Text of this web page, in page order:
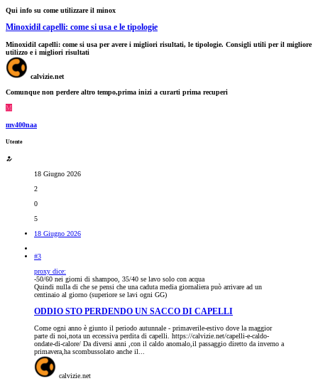
Qui info su come utilizzare il minox
Minoxidil capelli: come si usa e le tipologie
Minoxidil capelli: come si usa per avere i migliori risultati, le tipologie. Consigli utili per il migliore
utilizzo e i migliori risultati
calvizie.net
Comunque non perdere altro tempo,prima inizi a curarti prima recuperi
M
mv400naa
Utente
18 Giugno 2026
2
0
5
18 Giugno 2026
#3
proxy dice:
-50/60 nei giorni di shampoo, 35/40 se lavo solo con acqua
Quindi nulla di che se pensi che una caduta media giornaliera può arrivare ad un
centinaio al giorno (superiore se lavi ogni GG)
ODDIO STO PERDENDO UN SACCO DI CAPELLI
Come ogni anno è giunto il periodo autunnale - primaverile-estivo dove la maggior
parte di noi,nota un eccessiva perdita di capelli. https://calvizie.net/capelli-e-caldo-
ondate-di-calore/ Da diversi anni ,con il caldo anomalo,il passaggio diretto da inverno a
primavera,ha scombussolato anche il...
calvizie.net